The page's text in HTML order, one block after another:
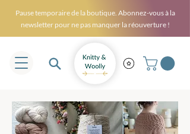
Pause temporaire de la boutique. Abonnez-vous à la
newsletter pour ne pas manquer la réouverture !